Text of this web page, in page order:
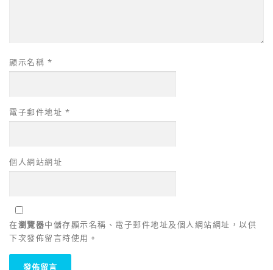
顯示名稱 *
電子郵件地址 *
個人網站網址
在瀏覽器中儲存顯示名稱、電子郵件地址及個人網站網址，以供
下次發佈留言時使用。